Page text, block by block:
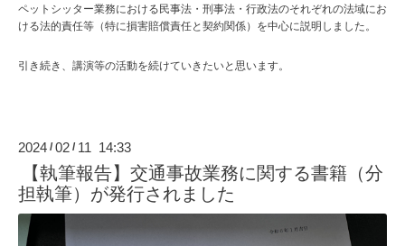
ペットシッター業務における民事法・刑事法・行政法のそれぞれの法域にお
ける法的責任等（特に損害賠償責任と契約関係）を中心に説明しました。
引き続き、講演等の活動を続けていきたいと思います。
2024 /02 / 11 14:33
【執筆報告】交通事故業務に関する書籍（分
担執筆）が発行されました